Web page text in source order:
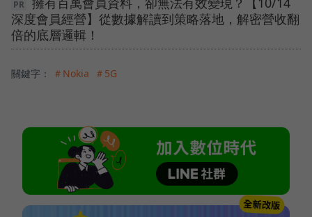
深度會員經營】從數據解讀到策略落地，解密營收翻
倍的底層邏輯！
關鍵字： ＃Nokia ＃5G